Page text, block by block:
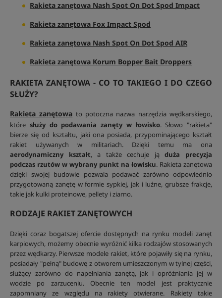
Rakieta zanętowa Nash Spot On Dot Spod Impact
Rakieta zanętowa Fox Impact Spod
Rakieta zanętowa Nash Spot On Dot Spod AIR
Rakieta zanętowa Korum Bopper Bait Droppers
RAKIETA ZANĘTOWA - CO TO TAKIEGO I DO CZEGO
SŁUŻY?
Rakieta zanętowa to potoczna nazwa narzędzia wędkarskiego,
które służy do podawania zanęty w łowisko. Słowo "rakieta"
bierze się od kształtu, jaki ona posiada, przypominającego kształt
rakiet używanych w militariach. Dzięki temu ma ona
aerodynamiczny kształt, a także cechuje jąduża precyzja
podczas rzutów w wybrany punkt na łowisku. Rakieta zanętowa
dzięki swojej budowie pozwala podawać zarówno odpowiednio
przygotowaną zanętę w formie sypkiej, jak i luźne, grubsze frakcje,
takie jak kulki proteinowe, pellety i ziarno.
RODZAJE RAKIET ZANĘTOWYCH
Dzięki coraz bogatszej ofercie dostępnych na rynku modeli zanęt
karpiowych, możemy obecnie wyróżnić kilka rodzajów stosowanych
przez wędkarzy. Pierwsze modele rakiet, które pojawiły się na rynku,
posiadały "pełną" budowę z otworem umieszczonym w tylnej części,
służący zarówno do napełniania zanętą, jak i opróżniania jej w
wodzie po zarzuceniu. Obecnie ten model jest praktycznie
zapomniany ze względu na rakiety otwierane. Rakiety takie